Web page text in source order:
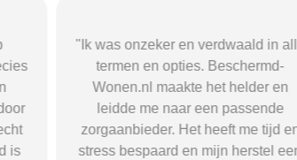
is
"Ik was onzeker en verdwaald in
termen en opties. Beschermd-
Wonen.nl maakte het helder en
leidde me naar een passende
zorgaanbieder. Het heeft me tijd
stress bespaard en mijn herstel